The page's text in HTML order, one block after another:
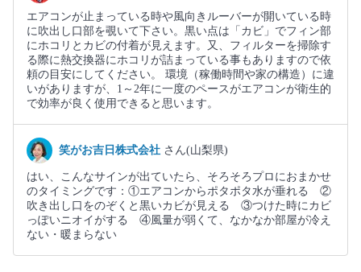
エアコンが止まっている時や風向きルーバーが開いている時
に吹出し口部を覗いて下さい。黒い点は「カビ」でフィン部
にホコリとカビの付着が見えます。又、フィルターを掃除す
る際に熱交換器にホコリが詰まっている事もありますので依
頼の目安にしてください。 環境（稼働時間や家の構造）に違
いがありますが、1～2年に一度のペースがエアコンが衛生的
で効率が良く使用できると思います。
笑がお吉日株式会社 さん(山梨県)
はい、こんなサインが出ていたら、そろそろプロにおまかせ
のタイミングです：①エアコンからポタポタ水が垂れる ②
吹き出し口をのぞくと黒いカビが見える ③つけた時にカビ
っぽいニオイがする ④風量が弱くて、なかなか部屋が冷え
ない・暖まらない